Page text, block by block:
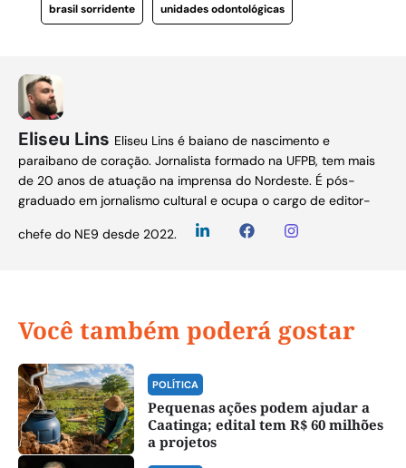
brasil sorridente unidades odontológicas
Eliseu Lins Eliseu Lins é baiano de nascimento e
paraibano de coração. Jornalista formado na UFPB, tem mais
de 20 anos de atuação na imprensa do Nordeste. É pós-
graduado em jornalismo cultural e ocupa o cargo de editor-
chefe do NE9 desde 2022.
Você também poderá gostar
POLÍTICA
Pequenas ações podem ajudar a
Caatinga; edital tem R$ 60 milhões
a projetos